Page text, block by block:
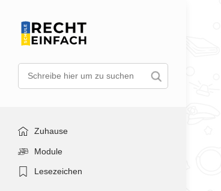
Zuhause
Module
Lesezeichen